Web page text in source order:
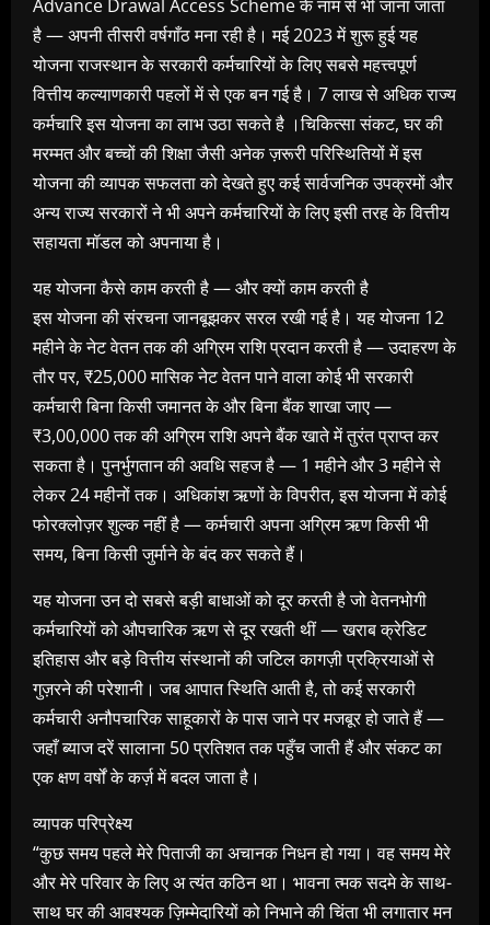
Advance Drawal Access Scheme के नाम से भी जाना जाता
है — अपनी तीसरी वर्षगाँठ मना रही है। मई 2023 में शुरू हुई यह
योजना राजस्थान के सरकारी कर्मचारियों के लिए सबसे महत्त्वपूर्ण
वित्तीय कल्याणकारी पहलों में से एक बन गई है। 7 लाख से अधिक राज्य
कर्मचारि इस योजना का लाभ उठा सकते है ।चिकित्सा संकट, घर की
मरम्मत और बच्चों की शिक्षा जैसी अनेक ज़रूरी परिस्थितियों में इस
योजना की व्यापक सफलता को देखते हुए कई सार्वजनिक उपक्रमों और
अन्य राज्य सरकारों ने भी अपने कर्मचारियों के लिए इसी तरह के वित्तीय
सहायता मॉडल को अपनाया है।
यह योजना कैसे काम करती है — और क्यों काम करती है
इस योजना की संरचना जानबूझकर सरल रखी गई है। यह योजना 12
महीने के नेट वेतन तक की अग्रिम राशि प्रदान करती है — उदाहरण के
तौर पर, ₹25,000 मासिक नेट वेतन पाने वाला कोई भी सरकारी
कर्मचारी बिना किसी जमानत के और बिना बैंक शाखा जाए —
₹3,00,000 तक की अग्रिम राशि अपने बैंक खाते में तुरंत प्राप्त कर
सकता है। पुनर्भुगतान की अवधि सहज है — 1 महीने और 3 महीने से
लेकर 24 महीनों तक। अधिकांश ऋणों के विपरीत, इस योजना में कोई
फोरक्लोज़र शुल्क नहीं है — कर्मचारी अपना अग्रिम ऋण किसी भी
समय, बिना किसी जुर्माने के बंद कर सकते हैं।
यह योजना उन दो सबसे बड़ी बाधाओं को दूर करती है जो वेतनभोगी
कर्मचारियों को औपचारिक ऋण से दूर रखती थीं — खराब क्रेडिट
इतिहास और बड़े वित्तीय संस्थानों की जटिल कागज़ी प्रक्रियाओं से
गुज़रने की परेशानी। जब आपात स्थिति आती है, तो कई सरकारी
कर्मचारी अनौपचारिक साहूकारों के पास जाने पर मजबूर हो जाते हैं —
जहाँ ब्याज दरें सालाना 50 प्रतिशत तक पहुँच जाती हैं और संकट का
एक क्षण वर्षों के कर्ज़ में बदल जाता है।
व्यापक परिप्रेक्ष्य
“कुछ समय पहले मेरे पिताजी का अचानक निधन हो गया। वह समय मेरे
और मेरे परिवार के लिए अ त्यंत कठिन था। भावना त्मक सदमे के साथ-
साथ घर की आवश्यक ज़िम्मेदारियों को निभाने की चिंता भी लगातार मन